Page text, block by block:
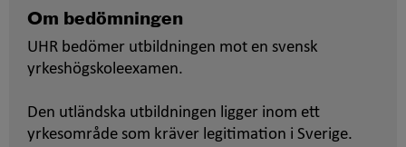
Om bedömningen
UHR bedömer utbildningen mot en svensk
yrkeshögskoleexamen.
Den utländska utbildningen ligger inom ett
yrkesområde som kräver legitimation i Sverige.